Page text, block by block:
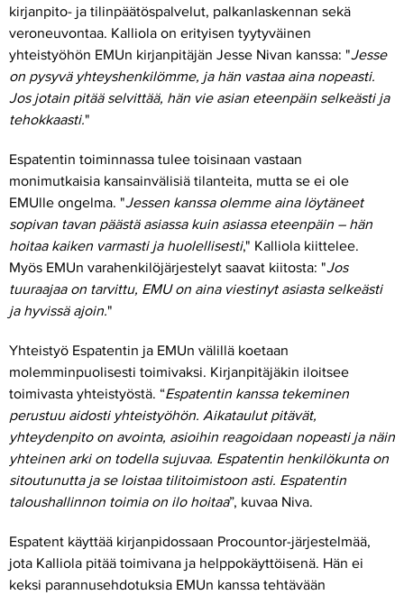
kirjanpito- ja tilinpäätöspalvelut, palkanlaskennan sekä
veroneuvontaa. Kalliola on erityisen tyytyväinen
yhteistyöhön EMUn kirjanpitäjän Jesse Nivan kanssa: "Jesse
on pysyvä yhteyshenkilömme, ja hän vastaa aina nopeasti.
Jos jotain pitää selvittää, hän vie asian eteenpäin selkeästi ja
tehokkaasti."
Espatentin toiminnassa tulee toisinaan vastaan
monimutkaisia kansainvälisiä tilanteita, mutta se ei ole
EMUlle ongelma. "Jessen kanssa olemme aina löytäneet
sopivan tavan päästä asiassa kuin asiassa eteenpäin – hän
hoitaa kaiken varmasti ja huolellisesti," Kalliola kiittelee.
Myös EMUn varahenkilöjärjestelyt saavat kiitosta: "Jos
tuuraajaa on tarvittu, EMU on aina viestinyt asiasta selkeästi
ja hyvissä ajoin."
Yhteistyö Espatentin ja EMUn välillä koetaan
molemminpuolisesti toimivaksi. Kirjanpitäjäkin iloitsee
toimivasta yhteistyöstä. “Espatentin kanssa tekeminen
perustuu aidosti yhteistyöhön. Aikataulut pitävät,
yhteydenpito on avointa, asioihin reagoidaan nopeasti ja näin
yhteinen arki on todella sujuvaa. Espatentin henkilökunta on
sitoutunutta ja se loistaa tilitoimistoon asti. Espatentin
taloushallinnon toimia on ilo hoitaa”, kuvaa Niva.
Espatent käyttää kirjanpidossaan Procountor-järjestelmää,
jota Kalliola pitää toimivana ja helppokäyttöisenä. Hän ei
keksi parannusehdotuksia EMUn kanssa tehtävään